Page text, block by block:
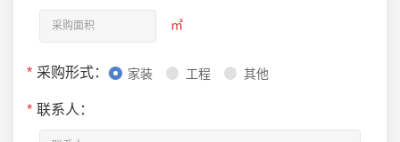
㎡
* 采购形式： 家装 工程 其他
* 联系人：